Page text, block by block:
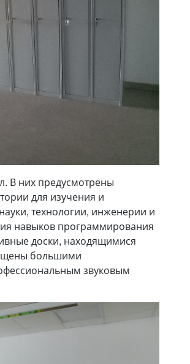
В них предусмотрены
для изучения и
технологии, инженерии и
навыков программирования
доски, находящимися
большими
звуковым